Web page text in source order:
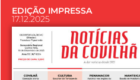
EDIÇÃO IMPRESSA
17.12.2025